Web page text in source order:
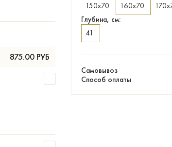
875.00 РУБ
150х70
160х70
Глубина, см:
41
Самовывоз
Способ оплаты